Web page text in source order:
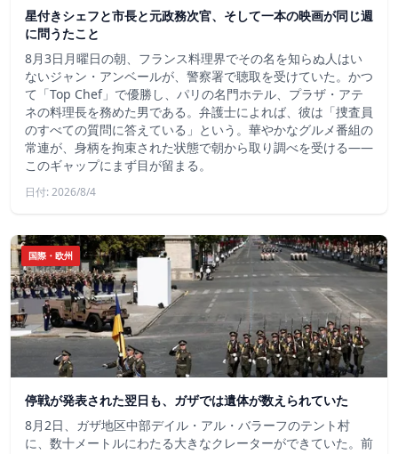
星付きシェフと市長と元政務次官、そして一本の映画が同じ週
に問うたこと
8月3日月曜日の朝、フランス料理界でその名を知らぬ人はい
ないジャン・アンベールが、警察署で聴取を受けていた。かつ
て「Top Chef」で優勝し、パリの名門ホテル、プラザ・アテ
ネの料理長を務めた男である。弁護士によれば、彼は「捜査員
のすべての質問に答えている」という。華やかなグルメ番組の
常連が、身柄を拘束された状態で朝から取り調べを受ける――
このギャップにまず目が留まる。
日付: 2026/8/4
国際・欧州
停戦が発表された翌日も、ガザでは遺体が数えられていた
8月2日、ガザ地区中部デイル・アル・バラーフのテント村
に、数十メートルにわたる大きなクレーターができていた。前